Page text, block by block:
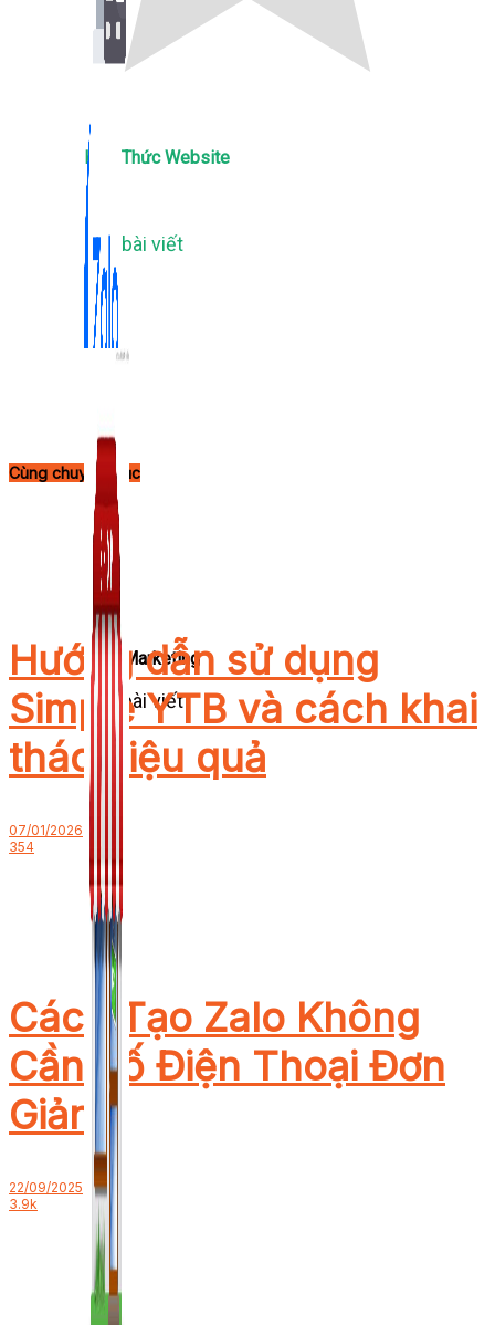
Zalo Marketing
104 bài viết
New
Kiến Thức Website
309 bài viết
Cùng chuyên mục
Hướng dẫn sử dụng
Simple YTB và cách khai
thác hiệu quả
07/01/2026
354
Cách Tạo Zalo Không
Cần Số Điện Thoại Đơn
Giản
22/09/2025
3.9k